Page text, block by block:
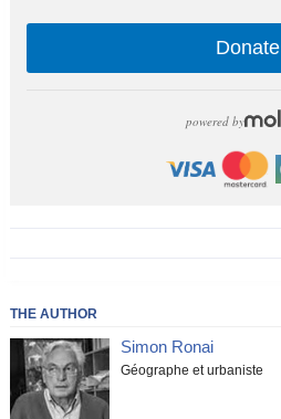
Donate
powered by
THE AUTHOR
Simon Ronai
Géographe et urbaniste